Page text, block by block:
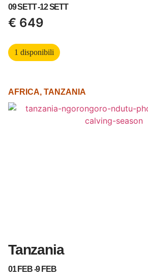
09 SETT -12 SETT
€ 649
1 disponibili
AFRICA, TANZANIA
Tanzania
01 FEB -9 FEB